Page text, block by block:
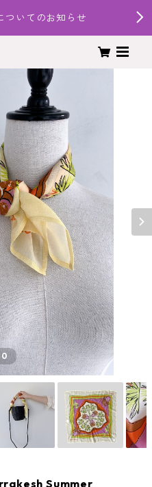
ついてのお知らせ
Summer